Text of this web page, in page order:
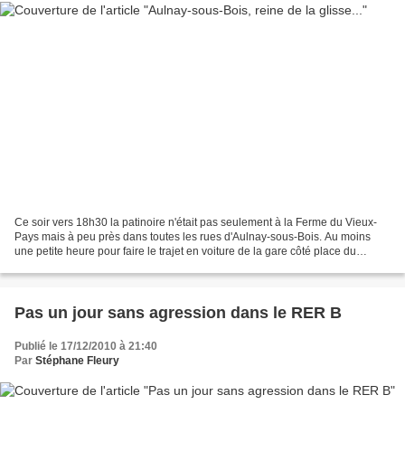
Ce soir vers 18h30 la patinoire n'était pas seulement à la Ferme du Vieux-
Pays mais à peu près dans toutes les rues d'Aulnay-sous-Bois. Au moins
une petite heure pour faire le trajet en voiture de la gare côté place du
Pas un jour sans agression dans le RER B
Publié le 17/12/2010 à 21:40
Par Stéphane Fleury